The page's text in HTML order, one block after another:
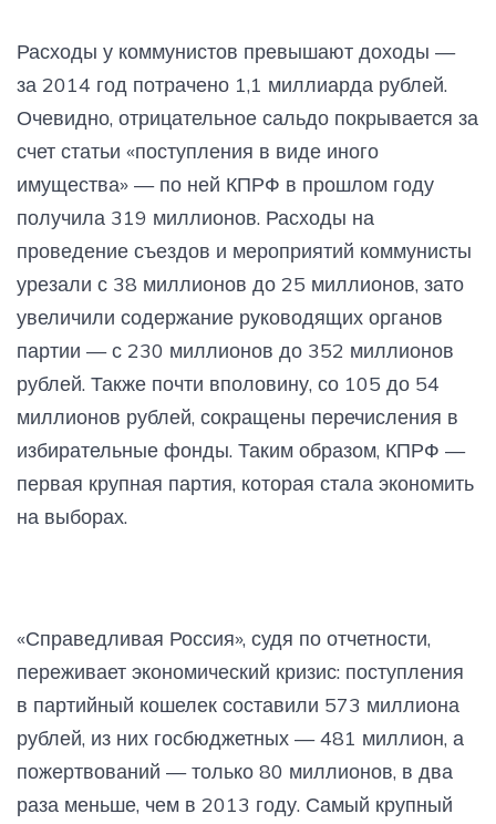
Расходы у коммунистов превышают доходы —
за 2014 год потрачено 1,1 миллиарда рублей.
Очевидно, отрицательное сальдо покрывается за
счет статьи «поступления в виде иного
имущества» — по ней КПРФ в прошлом году
получила 319 миллионов. Расходы на
проведение съездов и мероприятий коммунисты
урезали с 38 миллионов до 25 миллионов, зато
увеличили содержание руководящих органов
партии — с 230 миллионов до 352 миллионов
рублей. Также почти вполовину, со 105 до 54
миллионов рублей, сокращены перечисления в
избирательные фонды. Таким образом, КПРФ —
первая крупная партия, которая стала экономить
на выборах.
«Справедливая Россия», судя по отчетности,
переживает экономический кризис: поступления
в партийный кошелек составили 573 миллиона
рублей, из них госбюджетных — 481 миллион, а
пожертвований — только 80 миллионов, в два
раза меньше, чем в 2013 году. Самый крупный